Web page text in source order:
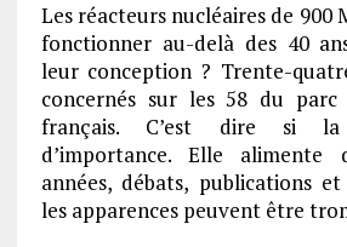
Les réacteurs nucléaires de 900
fonctionner au-delà des 40
leur conception ? Trente-
concernés sur les 58 du parc
français. C’est dire si
d’importance. Elle alimente
années, débats, publications
les apparences peuvent être